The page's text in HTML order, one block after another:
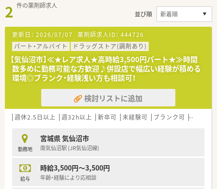
2 件の薬剤師求人
並び順
更新日： 2026/07/07 薬剤師求人ID： 444726
パート・アルバイト
ドラッグストア(調剤あり)
【気仙沼市】≪★レア求人★高時給3,500円パート★≫時間
数多めに勤務可能な方歓迎♪併設店で幅広い経験が積める
環境◎ブランク・経験浅い方も相談可！
検討リストに追加
週休2.5日以上 週32h以上 新卒可 未経験可 ブランク可 Ｗワー
勤務地
宮城県 気仙沼市
南気仙沼駅 (JR気仙沼線)
給与
時給3,500円～3,500円
年齢・経験により応相談